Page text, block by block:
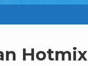
Hotmix